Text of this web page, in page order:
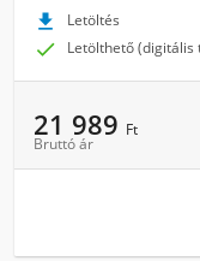
 Letöltés
 Letölthető (digitális
21 989 Ft
Bruttó ár